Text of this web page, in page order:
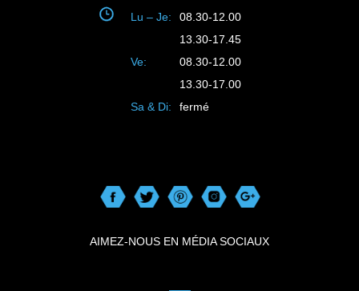
Lu – Je:
08.30-12.00
13.30-17.45
Ve:
08.30-12.00
13.30-17.00
Sa & Di:
fermé
AIMEZ-NOUS EN MÉDIA SOCIAUX